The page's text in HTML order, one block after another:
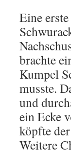
Eine
brachte
Kumpel
musste.
und
ein Ecke
köpfte
Weitere